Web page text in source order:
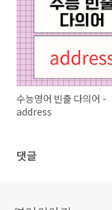
수능영어 빈출 다의어 -
address
댓글